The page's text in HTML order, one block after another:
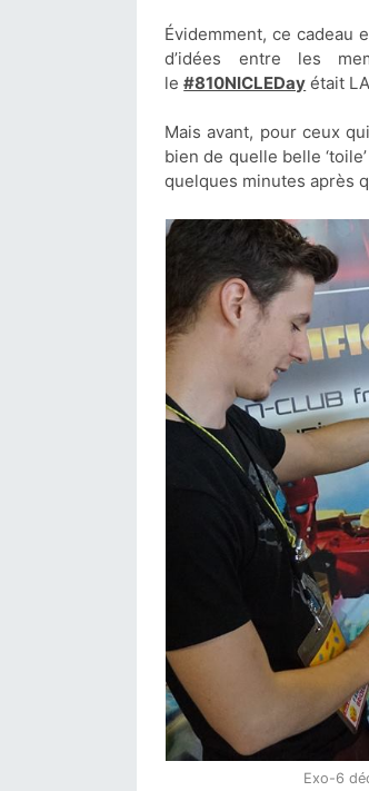
Évidemment, ce cadeau
d’idées entre les
le#810NICLEDay était
Mais avant, pour ceux
bien de quelle belle
quelques minutes après
Exo-6